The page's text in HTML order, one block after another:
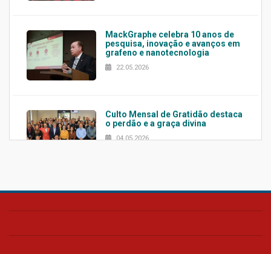
MackGraphe celebra 10 anos de
pesquisa, inovação e avanços em
grafeno e nanotecnologia
22.05.2026
Culto Mensal de Gratidão destaca
o perdão e a graça divina
04.05.2026
Confira como foi o culto mensal